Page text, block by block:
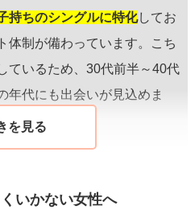
持ちのシングルに特化してお
体制が備わっています。こち
ているため、30代前半～40代
年代にも出会いが見込めま
ーザーが集まっています。
いかない女性へ